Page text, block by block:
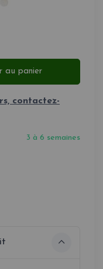
au panier
contactez-
3 à 6 semaines